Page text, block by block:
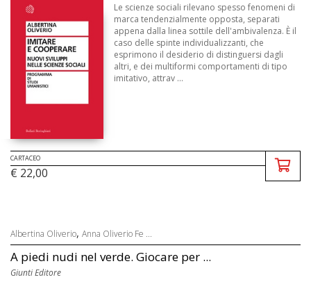
Le scienze sociali rilevano spesso fenomeni di
marca tendenzialmente opposta, separati
appena dalla linea sottile dell'ambivalenza. È il
caso delle spinte individualizzanti, che
esprimono il desiderio di distinguersi dagli
altri, e dei multiformi comportamenti di tipo
imitativo, attrav ...
CARTACEO
€ 22,00
Albertina Oliverio, Anna Oliverio Fe ...
A piedi nudi nel verde. Giocare per ...
Giunti Editore